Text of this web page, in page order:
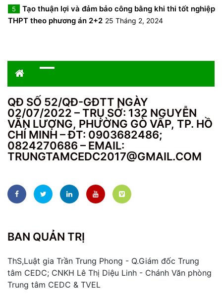
5
Tạo thuận lợi và đảm bảo công bằng khi thi tốt nghiệp
THPT theo phương án 2+2 25 Tháng 2, 2024
QĐ SỐ 52/QĐ-GĐTT NGÀY
02/07/2022 – TRỤ SỞ: 132 NGUYỄN
VĂN LƯỢNG, PHƯỜNG GÒ VẤP, TP. HỒ
CHÍ MINH – ĐT: 0903682486;
0824270686 – EMAIL:
TRUNGTAMCEDC2017@GMAIL.COM
BAN QUẢN TRỊ
ThS,Luật gia Trần Trung Phong - Q.Giám đốc Trung
tâm CEDC; CNKH Lê Thị Diệu Linh - Chánh Văn phòng
Trung tâm CEDC & TVEL